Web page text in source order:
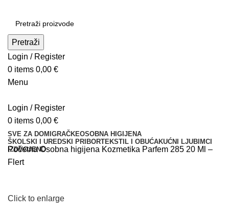
Pretraži
Login / Register
0 items 0,00 €
Menu
Login / Register
0 items 0,00 €
SVE ZA DOM IGRAČKEOSOBNA HIGIJENA
ŠKOLSKI I UREDSKI PRIBORTEKSTIL I OBUĆAKUĆNI LJUBIMCI
IZDVOJENO
PočetnaOsobna higijena Kozmetika Parfem 285 20 Ml –
Flert
Click to enlarge